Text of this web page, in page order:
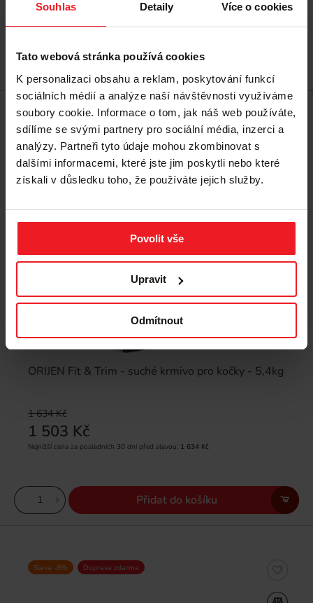
Souhlas Detaily Více o cookies
Tato webová stránka používá cookies
K personalizaci obsahu a reklam, poskytování funkcí
sociálních médií a analýze naší návštěvnosti využíváme
soubory cookie. Informace o tom, jak náš web používáte,
sdílíme se svými partnery pro sociální média, inzerci a
analýzy. Partneři tyto údaje mohou zkombinovat s
dalšími informacemi, které jste jim poskytli nebo které
získali v důsledku toho, že používáte jejich služby.
Povolit vše
Upravit
Odmítnout
Nejnižší cena za posledních 30 dní před slevou:
Přidat do košíku
ORIJEN Fit & Trim - suché krmivo pro kočky - 5,4kg
1 634 Kč
1 503 Kč
Nejnižší cena za posledních 30 dní před slevou: 1 634 Kč
Sleva -8% Doprava zdarma
Přidat do košíku
Sleva -8% Doprava zdarma